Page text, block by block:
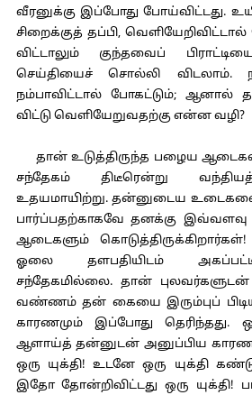
வீரனுக்கு இப்போது போய்விட்டது.
சிறைக்குத் தப்பி,
விட்டாலும் குந்தவைப்
செய்தியைச் சொல்லி விடலாம்.
நம்பாவிட்டால் போகட்டும்;
விட்டு வெளியேறுவதற்கு என்ன வழி?
தான் உடுத்திருந்த பழைய
சந்தேகம் திடீரென்று
உதயமாயிற்று. தன்னுடைய
பார்ப்பதற்காகவே தனக்கு இவ்வளவு
ஆடைகளும்
ஓலை தளபதியிடம்
சந்தேகமில்லை. தான் புலவர்களுடன்
வண்ணம் தன் கையை இரும்புப்
காரணமும் இப்போது தெரிந்தது.
ஆளாய்த் தன்னுடன் அனுப்பிய
ஒரு யுக்தி! உடனே ஒரு யுக்தி
இதோ தோன்றிவிட்டது ஒரு யுக்தி!